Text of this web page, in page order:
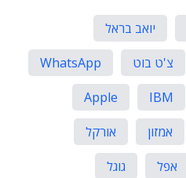
יואב בראל
צ'ט בוט
WhatsApp
IBM
Apple
אמזון
אורקל
אפל
גוגל